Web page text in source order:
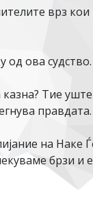
врз
од ова судство.
Тие уште
правдата.
на Наке
брзи и